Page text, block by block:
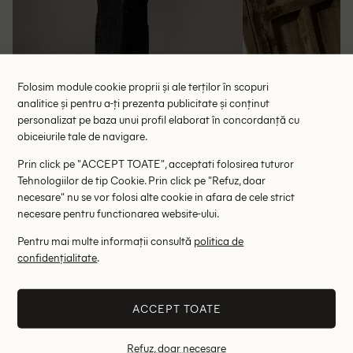
Rochie lunga Missguided, negru
124.50 lei
RRP: 249.00 lei
L
Rochie lunga
Altii au fost interesati de
Folosim module cookie proprii și ale terților în scopuri
analitice și pentru a-ți prezenta publicitate și conținut
personalizat pe baza unui profil elaborat în concordanță cu
obiceiurile tale de navigare.
Prin click pe "ACCEPT TOATE", acceptati folosirea tuturor
Tehnologiilor de tip Cookie. Prin click pe "Refuz, doar
necesare" nu se vor folosi alte cookie in afara de cele strict
necesare pentru functionarea website-ului.
Pentru mai multe informații consultă politica de
confidențialitate.
ACCEPT TOATE
Refuz, doar necesare